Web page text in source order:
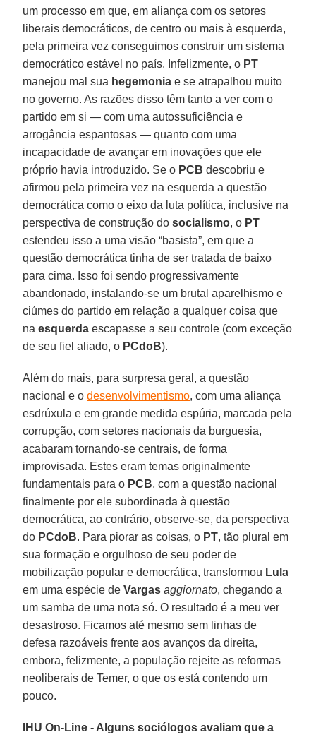
um processo em que, em aliança com os setores
liberais democráticos, de centro ou mais à esquerda,
pela primeira vez conseguimos construir um sistema
democrático estável no país. Infelizmente, o PT
manejou mal sua hegemonia e se atrapalhou muito
no governo. As razões disso têm tanto a ver com o
partido em si — com uma autossuficiência e
arrogância espantosas — quanto com uma
incapacidade de avançar em inovações que ele
próprio havia introduzido. Se o PCB descobriu e
afirmou pela primeira vez na esquerda a questão
democrática como o eixo da luta política, inclusive na
perspectiva de construção dosocialismo, o PT
estendeu isso a uma visão “basista”, em que a
questão democrática tinha de ser tratada de baixo
para cima. Isso foi sendo progressivamente
abandonado, instalando-se um brutal aparelhismo e
ciúmes do partido em relação a qualquer coisa que
naesquerda escapasse a seu controle (com exceção
de seu fiel aliado, o PCdoB).
Além do mais, para surpresa geral, a questão
nacional e odesenvolvimentismo, com uma aliança
esdrúxula e em grande medida espúria, marcada pela
corrupção, com setores nacionais da burguesia,
acabaram tornando-se centrais, de forma
improvisada. Estes eram temas originalmente
fundamentais para o PCB, com a questão nacional
finalmente por ele subordinada à questão
democrática, ao contrário, observe-se, da perspectiva
do PCdoB. Para piorar as coisas, o PT, tão plural em
sua formação e orgulhoso de seu poder de
mobilização popular e democrática, transformou Lula
em uma espécie deVargas aggiornato, chegando a
um samba de uma nota só. O resultado é a meu ver
desastroso. Ficamos até mesmo sem linhas de
defesa razoáveis frente aos avanços da direita,
embora, felizmente, a população rejeite as reformas
neoliberais de Temer, o que os está contendo um
pouco.
IHU On-Line - Alguns sociólogos avaliam que a